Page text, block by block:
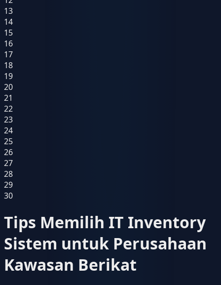
13
14
15
16
17
18
19
20
21
22
23
24
25
26
27
28
29
30
Tips Memilih IT Inventory
Sistem untuk Perusahaan
Kawasan Berikat